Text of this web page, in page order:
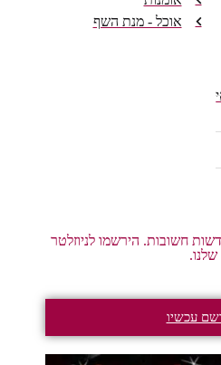
אוכל - מנת השף
חשובות. הירשמו לניוזלטר
שלנו.
עכשיו